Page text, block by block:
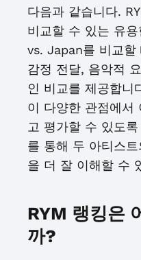
다음과 같습니다.
비교할 수 있는 유
vs. Japan를 비교할
감정 전달, 음악적
인 비교를 제공합니
이 다양한 관점에서
고 평가할 수 있도
를 통해 두 아티스
을 더 잘 이해할 수
RYM 랭킹은
까?